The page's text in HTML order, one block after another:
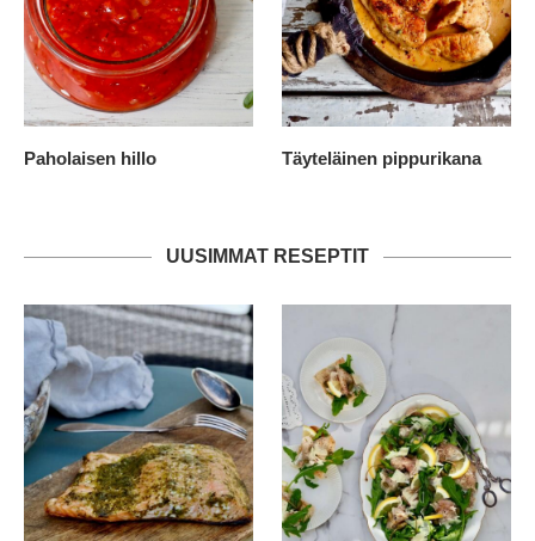
Paholaisen hillo Täyteläinen pippurikana
UUSIMMAT RESEPTIT